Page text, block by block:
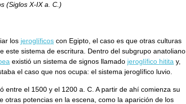
(Siglos X-IX a. C.)
los jeroglíficos con Egipto, el caso es que otras culturas
este sistema de escritura. Dentro del subgrupo anatoliano
existió un sistema de signos llamado jeroglífico hitita y,
el caso que nos ocupa: el sistema jeroglífico luvio.
entre el 1500 y el 1200 a. C. A partir de ahí comienza su
otras potencias en la escena, como la aparición de los